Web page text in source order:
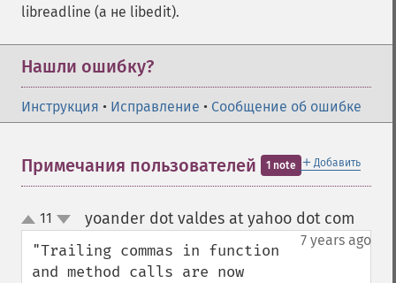
libreadline (а не libedit).
Нашли ошибку?
Инструкция • Исправление • Сообщение об ошибке
＋ Добавить
Примечания пользователей 1 note
up
down
11 yoander dot valdes at yahoo dot com
7 years ago
"Trailing commas in function
and method calls are now